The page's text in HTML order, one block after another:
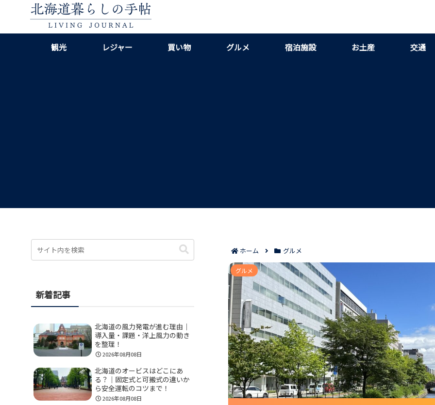
観光 レジャー 買い物 グルメ 宿泊施設 お土産 交通
ホーム グルメ
北海道のポークチャップおすすめ6選｜マツコ
グルメ
新着記事
北海道の風力発電が進む理由｜
導入量・課題・洋上風力の動き
を整理！
2026年08月08日
北海道のオービスはどこにあ
る？｜固定式と可搬式の違いか
ら安全運転のコツまで！
2026年08月08日